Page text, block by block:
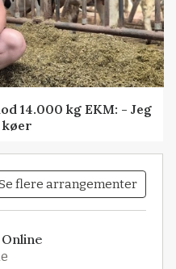
14.000 kg EKM: - Jeg
flere arrangementer